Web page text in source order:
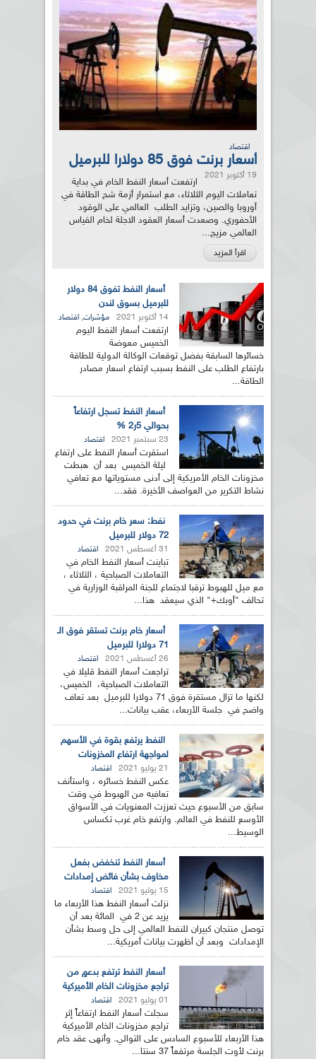
اقتصاد
أسعار برنت فوق 85 دولارا للبرميل
19 أكتوبر 2021
ارتفعت أسعار النفط الخام في بداية
تعاملات اليوم الثلاثاء، مع استمرار أزمة شح الطاقة في
أوروبا والصين، وتزايد الطلب العالمي على الوقود
الأحفوري. وصعدت أسعار العقود الاجلة لخام القياس
العالمي مزيج...
اقرأ المزيد
أسعار النفط تفوق 84 دولار
للبرميل بسوق لندن
14 أكتوبر 2021 مؤشرات, اقتصاد
ارتفعت أسعار النفط اليوم
الخميس معوضة
خسائرها السابقة بفضل توقعات الوكالة الدولية للطاقة
بارتفاع الطلب على النفط بسبب ارتفاع اسعار مصادر
الطاقة...
أسعار النفط تسجل ارتفاعاً
بحوالي 5ر2 %
23 سبتمبر 2021 اقتصاد
استقرت أسعار النفط على ارتفاع
ليلة الخميس بعد أن هبطت
مخزونات الخام الأمريكية إلى أدنى ‏مستوياتها مع تعافي
نشاط التكرير من العواصف الأخيرة.‏ فقد...
نفط: سعر خام برنت في حدود
72 دولار للبرميل
31 أغسطس 2021 اقتصاد
تباينت أسعار النفط الخام في
التعاملات الصباحية ، الثلاثاء ،
مع ميل للهبوط ترقبا لاجتماع للجنة المراقبة الوزارية في
تحالف "أوبك+" الذي سيعقد هذا...
أسعار خام برنت تستقر فوق الـ
71 دولارا للبرميل
26 أغسطس 2021 اقتصاد
تراجعت أسعار النفط قليلا في
التعاملات الصباحية، الخميس،
لكنها ما تزال مستقرة فوق 71 دولارا للبرميل بعد تعاف
واضح في جلسة الأربعاء، عقب بيانات...
النفط يرتفع بقوة في الأسهم
لمواجهة ارتفاع المخزونات
21 يوليو 2021 اقتصاد
عكس النفط خسائره ، واستأنف
تعافيه من الهبوط في وقت
سابق من الأسبوع حيث تعززت المعنويات في الأسواق
الأوسع للنفط في العالم. وارتفع خام غرب تكساس
الوسيط...
أسعار النفط تنخفض بفعل
مخاوف بشأن فائض إمدادات
15 يوليو 2021 اقتصاد
نزلت أسعار النفط هذا الأربعاء ما
يزيد عن 2 في المائة بعد أن
توصل منتجان كبيران للنفط العالمي إلى حل وسط بشأن
الإمدادات وبعد أن أظهرت بيانات أمريكية...
أسعار النفط ترتفع بدعمٍ من
تراجع مخزونات الخام الأميركية
01 يوليو 2021 اقتصاد
سجلت أسعار النفط ارتفاعاً إثر
تراجع مخزونات الخام الأميركية
هذا الأربعاء للأسبوع السادس على التوالي. وأنهى عقد خام
برنت لأوت الجلسة مرتفعاً 37 سنتا...